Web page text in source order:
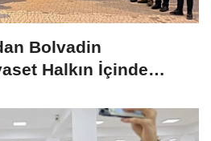
Bolvadin
Halkın İçinde